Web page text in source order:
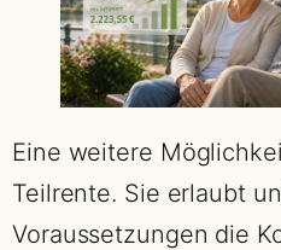
Eine weitere
Teilrente. Sie erlaubt
Voraussetzungen die